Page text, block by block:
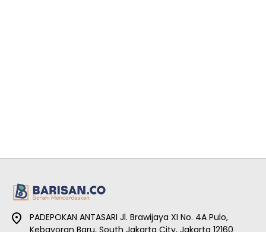
PADEPOKAN ANTASARI Jl. Brawijaya XI No. 4A Pulo,